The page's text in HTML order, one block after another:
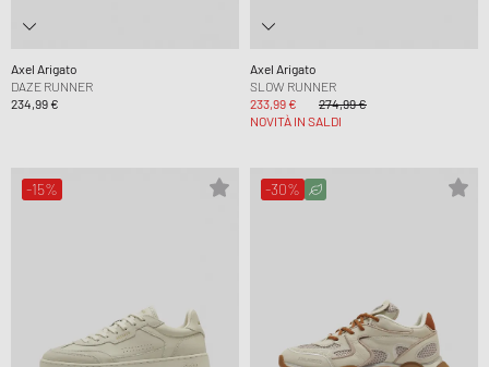
Axel Arigato
DAZE RUNNER
234,99 €
Axel Arigato
SLOW RUNNER
233,99 €
274,99 €
NOVITÀ IN SALDI
-15% -30%